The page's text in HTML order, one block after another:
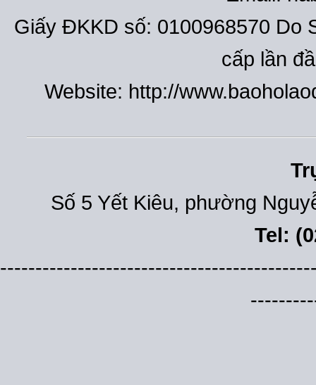
Giấy ĐKKD số: 0100968570 Do
cấp lần
Website: http://
Số 5 Yết Kiêu, phường
Tel: